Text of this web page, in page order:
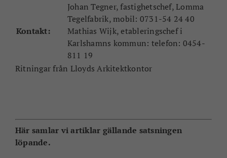
Kontakt:
Johan Tegner, fastighetschef, Lomma
Tegelfabrik, mobil: 0731-54 24 40
Mathias Wijk, etableringschef i
Karlshamns kommun: telefon: 0454-
811 19
Ritningar från Lloyds Arkitektkontor
Här samlar vi artiklar gällande satsningen
löpande.